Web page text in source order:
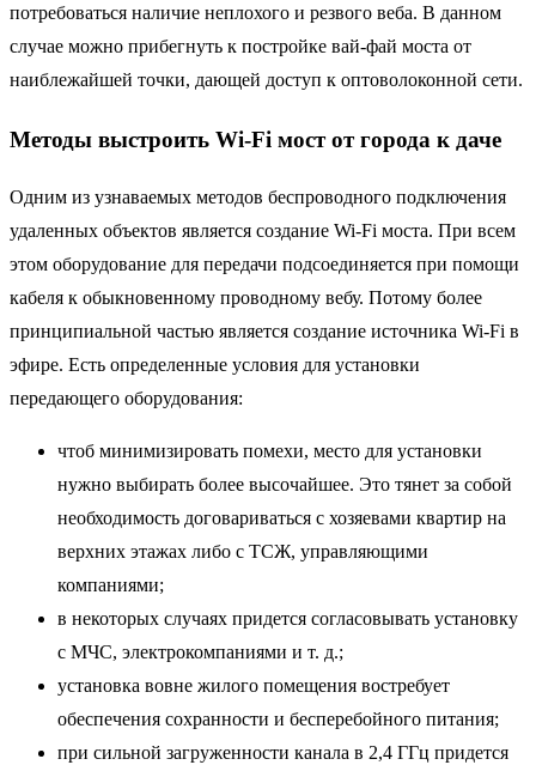
потребоваться наличие неплохого и резвого веба. В данном
случае можно прибегнуть к постройке вай-фай моста от
наиблежайшей точки, дающей доступ к оптоволоконной сети.
Методы выстроить Wi-Fi мост от города к даче
Одним из узнаваемых методов беспроводного подключения
удаленных объектов является создание Wi-Fi моста. При всем
этом оборудование для передачи подсоединяется при помощи
кабеля к обыкновенному проводному вебу. Потому более
принципиальной частью является создание источника Wi-Fi в
эфире. Есть определенные условия для установки
передающего оборудования:
чтоб минимизировать помехи, место для установки
нужно выбирать более высочайшее. Это тянет за собой
необходимость договариваться с хозяевами квартир на
верхних этажах либо с ТСЖ, управляющими
компаниями;
в некоторых случаях придется согласовывать установку
с МЧС, электрокомпаниями и т. д.;
установка вовне жилого помещения востребует
обеспечения сохранности и бесперебойного питания;
при сильной загруженности канала в 2,4 ГГц придется